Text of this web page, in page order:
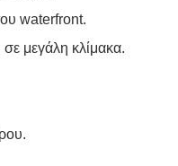
waterfront.
μεγάλη κλίμακα.